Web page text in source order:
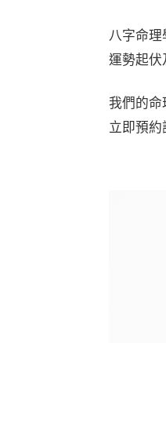
八字命
運勢起伏
我們的命
立即預約